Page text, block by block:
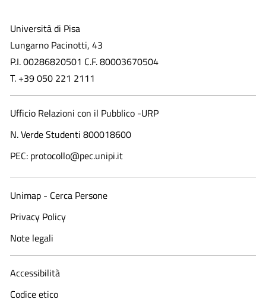
Università di Pisa
Lungarno Pacinotti, 43
P.I. 00286820501 C.F. 80003670504
T. +39 050 221 2111
Ufficio Relazioni con il Pubblico -URP
N. Verde Studenti 800018600​
PEC: protocollo@pec.unipi.it
Unimap - Cerca Persone
Privacy Policy
Note legali
Accessibilità
Codice etico